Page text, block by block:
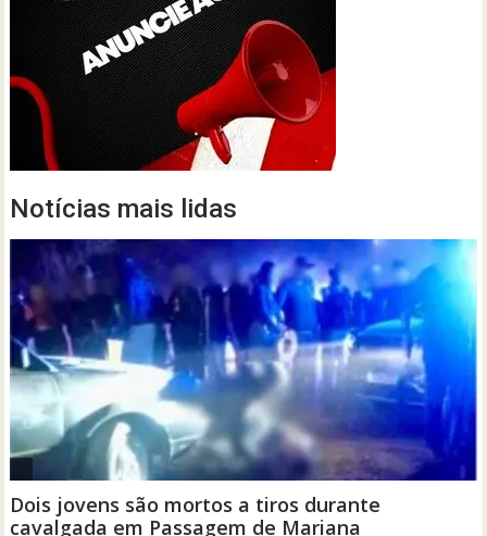
Notícias mais lidas